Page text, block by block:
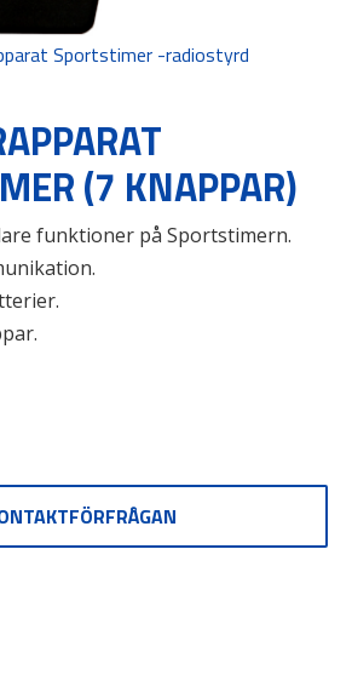
Sportstimer -radiostyrd
(7 KNAPPAR)
funktioner på Sportstimern.